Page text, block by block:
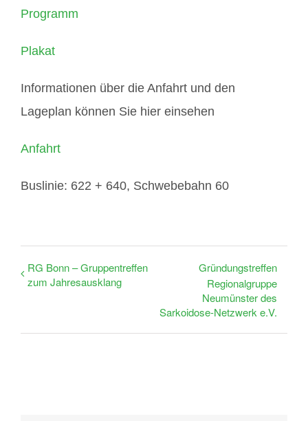
Programm
Plakat
Informationen über die Anfahrt und den
Lageplan können Sie hier einsehen
Anfahrt
Buslinie: 622 + 640, Schwebebahn 60
RG Bonn – Gruppentreffen
zum Jahresausklang
Gründungstreffen
Regionalgruppe
Neumünster des
Sarkoidose-Netzwerk e.V.